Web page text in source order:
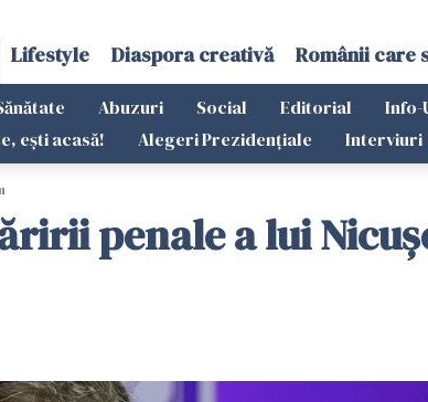
Lifestyle Diaspora creativă Românii care
Abuzuri Social Editorial Info-
ești acasă! Alegeri Prezidențiale Interviuri
penale a lui